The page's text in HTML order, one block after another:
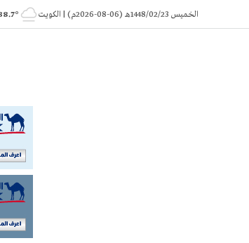
to
الخميس 1448/02/23هـ (06-08-2026م) | الكويت ° 38.7